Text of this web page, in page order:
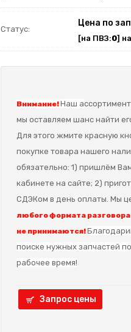
Статус:
Цена по
[на ПВЗ:0]
Внимание!Наш а
мы оставляем шанс найти
Для этого жмите красную
покупке товара нашего
обязательно: 1) пришлём
кабинете на сайте; 2)
СДЭКом в день оплаты. Мы
любого формата
не принимаются!
поиске нужных запчастей
рабочее время!
Запрос цены